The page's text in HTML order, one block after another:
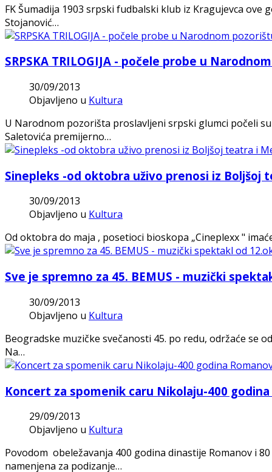
FK Šumadija 1903 srpski fudbalski klub iz Kragujevca
Stojanović…
SRPSKA TRILOGIJA - počele probe u
30/09/2013
Objavljeno u Kultura
U Narodnom pozorišta proslavljeni srpski glumci počeli
Saletovića premijerno…
Sinepleks -od oktobra uživo prenosi iz
30/09/2013
Objavljeno u Kultura
Od oktobra do maja , posetioci bioskopa „Cineplexx "
Sve je spremno za 45. BEMUS - muzički
30/09/2013
Objavljeno u Kultura
Beogradske muzičke svečanosti 45. po redu, održaće se
Na…
Koncert za spomenik caru Nikolaju-400
29/09/2013
Objavljeno u Kultura
Povodom obeležavanja 400 godina dinastije Romanov i
namenjena za podizanje…